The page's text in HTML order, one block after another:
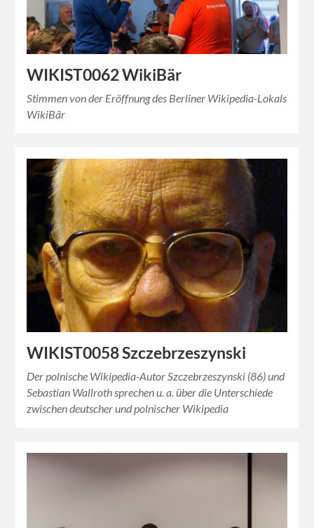
WIKIST0062 WikiBär
Stimmen von der Eröffnung des Berliner Wikipedia-Lokals
WikiBär
WIKIST0058 Szczebrzeszynski
Der polnische Wikipedia-Autor Szczebrzeszynski (86) und
Sebastian Wallroth sprechen u. a. über die Unterschiede
zwischen deutscher und polnischer Wikipedia